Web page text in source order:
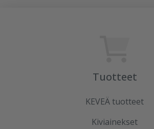
Tuotteet
KEVEÄ tuotteet
Kiviainekset